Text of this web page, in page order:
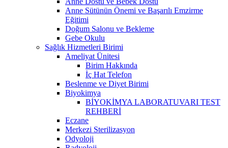
Anne Sütünün Önemi ve Başarılı Emzirme
Eğitimi
Doğum Salonu ve Bekleme
Gebe Okulu
Sağlık Hizmetleri Birimi
Ameliyat Ünitesi
Birim Hakkında
İç Hat Telefon
Beslenme ve Diyet Birimi
Biyokimya
BİYOKİMYA LABORATUVARI TEST
REHBERİ
Eczane
Merkezi Sterilizasyon
Odyoloji